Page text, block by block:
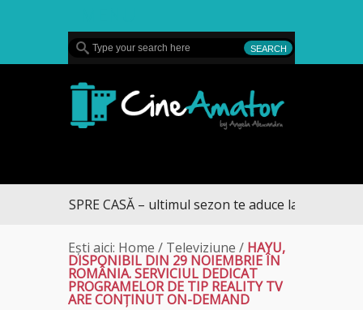
SPRE CASĂ – ultimul sezon te aduce la DIVA
Ești aici: Home / Televiziune / HAYU,
DISPONIBIL DIN 29 NOIEMBRIE ÎN
ROMÂNIA. SERVICIUL DEDICAT
PROGRAMELOR DE TIP REALITY TV
ARE CONȚINUT ON-DEMAND